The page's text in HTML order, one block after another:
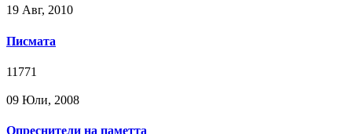
19 Авг, 2010
Писмата
11771
09 Юли, 2008
Опреснители на паметта